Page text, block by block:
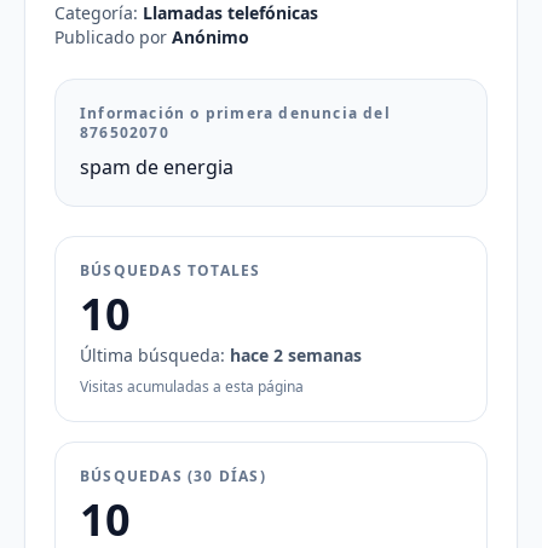
Categoría: Llamadas telefónicas
Publicado por Anónimo
Información o primera denuncia del
876502070
spam de energia
BÚSQUEDAS TOTALES
10
Última búsqueda: hace 2 semanas
Visitas acumuladas a esta página
BÚSQUEDAS (30 DÍAS)
10